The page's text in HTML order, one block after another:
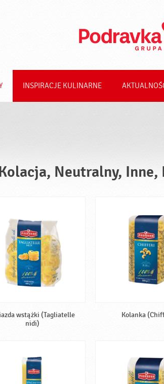
INSPIRACJE KULINARNE
Neutralny, Inne,
wstążki (Tagliatelle
nidi)
Kolanka